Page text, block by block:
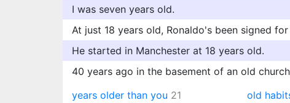
I was seven years old.
At just 18 years old, Ronaldo's been signed
He started in Manchester at 18 years old.
40 years ago in the basement of an old
years older than you 21
old